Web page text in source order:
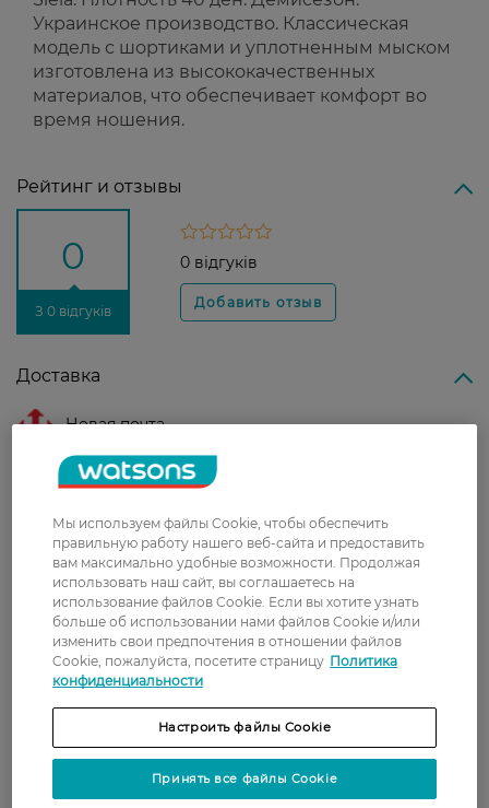
Украинское производство. Классическая
модель с шортиками и уплотненным мыском
изготовлена из высококачественных
материалов, что обеспечивает комфорт во
время ношения.
Рейтинг и отзывы
0
З 0 відгуків
0 відгуків
Доставка
Новая почта
В отделение Новой почты - 99 грн, бесплатно
от 699 грн
Укрпочта
Стоимость доставки – 79 грн, бесплатная
доставка от – 599 грн
Забрать сегодня в магазине Watsons
Стоимость доставки – 0 грн
Показать больше
Мы используем файлы Cookie, чтобы обеспечить
правильную работу нашего веб-сайта и предоставить
вам максимально удобные возможности. Продолжая
использовать наш сайт, вы соглашаетесь на
использование файлов Cookie. Если вы хотите узнать
больше об использовании нами файлов Cookie и/или
изменить свои предпочтения в отношении файлов
Cookie, пожалуйста, посетите страницу Политика
конфиденциальности
Настроить файлы Cookie
Принять все файлы Cookie